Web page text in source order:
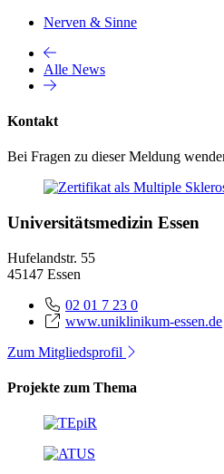
Nerven & Sinne
Alle News
Kontakt
Bei Fragen zu dieser Meldung
Universitätsmedizin Essen
Hufelandstr. 55
45147 Essen
02 01 7 23 0
www.uniklinikum-essen.de
Zum Mitgliedsprofil
Projekte zum Thema